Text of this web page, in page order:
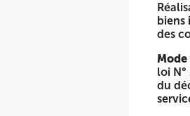
Le dossier de soumission doit
La date de dépôt des offres sera
augmentées de trois (03) mois.
Ben Feddah Zeralda - Alger (les
biens
des
loi
du